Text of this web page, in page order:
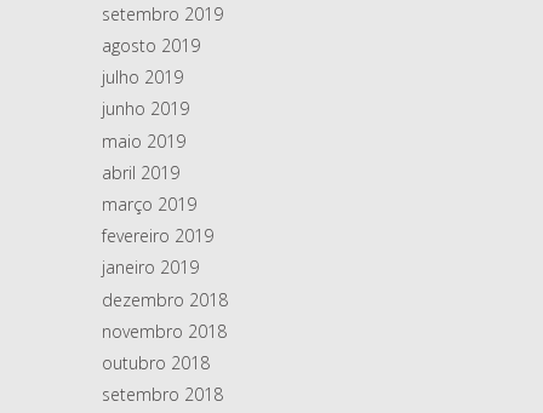
setembro 2019
agosto 2019
julho 2019
junho 2019
maio 2019
abril 2019
março 2019
fevereiro 2019
janeiro 2019
dezembro 2018
novembro 2018
outubro 2018
setembro 2018